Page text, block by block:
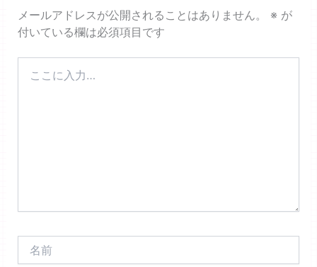
メールアドレスが公開されることはありません。 ※ が
付いている欄は必須項目です